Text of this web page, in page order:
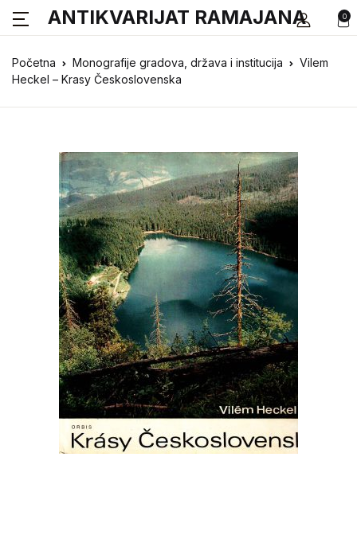
0
ANTIKVARIJAT RAMAJANA
Početna Monografije gradova, država i institucija
Vilem
Heckel – Krasy Československa